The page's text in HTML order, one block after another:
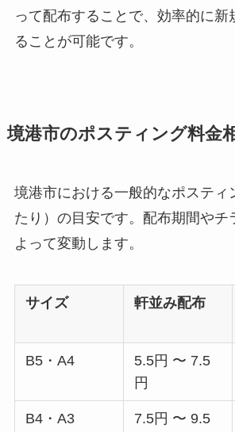
って配布することで、効率的に新
ることが可能です。
境港市のポスティング料金
境港市における一般的なポスティ
たり）の目安です。配布期間やチ
よって変動します。
サイズ 軒並み配布
B5・A4
5.5円 〜 7.5
円
B4・A3
7.5円 〜 9.5